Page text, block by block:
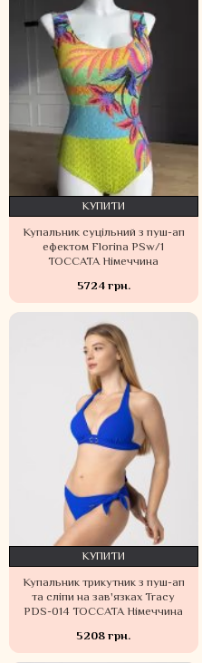
Купальник суцільний з пуш-ап
ефектом Florina PSw/1
TOCCATA Німеччина
5724 грн.
КУПИТИ
Купальник трикутник з пуш-ап
та сліпи на зав'язках Tracy
PDS-014 TOCCATA Німеччина
5208 грн.
КУПИТИ